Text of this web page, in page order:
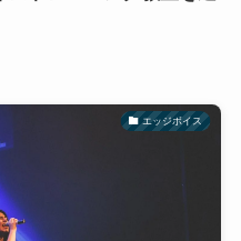
エッジボイス